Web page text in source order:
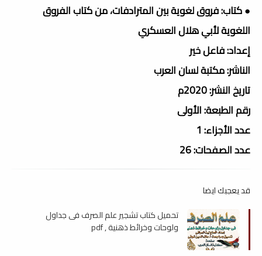
● كتاب: فروق لغوية بين المترادفات، من كتاب الفروق
اللغوية لأبي هلال العسكري
إعداد: فاعل خير
الناشر: مكتبة لسان العرب
تاريخ النشر: 2020م
رقم الطبعة: الأولى
عدد الأجزاء: 1
عدد الصفحات: 26
قد يعجبك ايضا
تحميل كتاب تشجير علم الصرف فى جداول
ولوحات وخرائط ذهنية , pdf